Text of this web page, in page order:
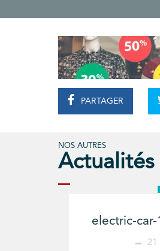
PARTAGER
NOS AUTRES
Actualités
electric-
21